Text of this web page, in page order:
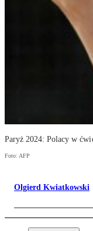
Paryż 2024: Polacy w
Foto: AFP
Olgierd Kwiatkowski